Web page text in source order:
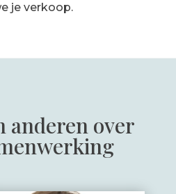
je verkoop.
anderen over